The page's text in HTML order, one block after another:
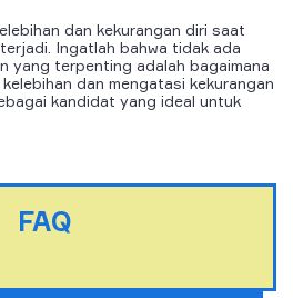
dan kekurangan diri saat
Ingatlah bahwa tidak ada
yang terpenting adalah bagaimana
dan mengatasi kekurangan
kandidat yang ideal untuk
FAQ